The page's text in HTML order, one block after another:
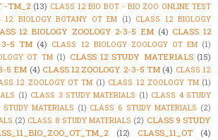
-TM_2 (13) CLASS 12 BIO BOT - BIO ZOO ONLINE TEST
12 BIOLOGY BOTANY OT EM (1) CLASS 12 BIOLOGY
12 BIOLOGY ZOOLOGY 2-3-5 EM (4) CLASS 12
3-5 TM (4) CLASS 12 BIOLOGY ZOOLOGY OT EM (1)
OT TM (1) CLASS 12 STUDY MATERIALS (15)
5 EM (4) CLASS 12 ZOOLOGY 2-3-5 TM (4) CLASS 12
12 ZOOLOGY OT TM (1) CLASS 12 ZOOLOGY TM (1)
(1) CLASS 3 STUDY MATERIALS (1) CLASS 4 STUDY
MATERIALS (1) CLASS 6 STUDY MATERIALS (2)
(2) CLASS 8 STUDY MATERIALS (2) CLASS 9 STUDY
(12) CLASS_11_OT
(4)